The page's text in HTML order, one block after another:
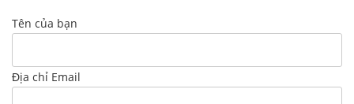
Tên của bạn
Địa chỉ Email